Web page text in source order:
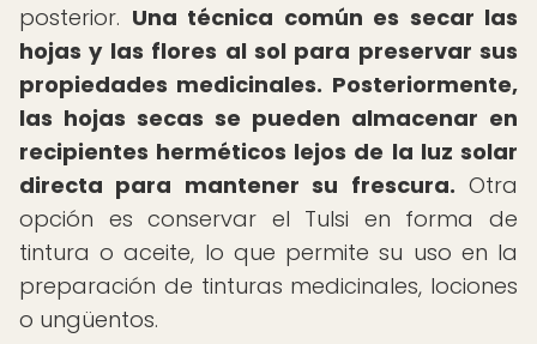
posterior. Una técnica común es secar las
hojas y las flores al sol para preservar sus
propiedades medicinales. Posteriormente,
las hojas secas se pueden almacenar en
recipientes herméticos lejos de la luz solar
directa para mantener su frescura. Otra
opción es conservar el Tulsi en forma de
tintura o aceite, lo que permite su uso en la
preparación de tinturas medicinales, lociones
o ungüentos.